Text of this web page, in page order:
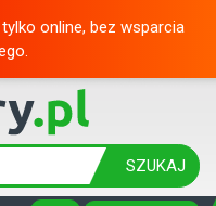
online, bez wsparcia
SZUKAJ